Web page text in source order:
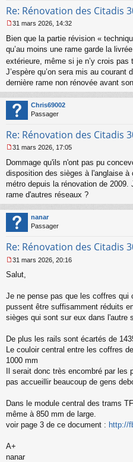
Re: Rénovation des Citadis
e
s
a
g
e
n
o
n
l
31 mars 2026, 14:32
Bien que la partie révision «
qu’au moins une rame garde la
extérieure, même si je n’y crois pas
J’espère qu’on sera mis au courant
dernière rame non rénovée avant
Chris69002
Passager
Re: Rénovation des Citadis
e
s
s
g
n
o
l
u
31 mars 2026, 17:05
Dommage qu'ils n'ont pas pu
disposition des sièges à l'anglaise
métro depuis la rénovation de
rame d'autres réseaux ?
nanar
Passager
Re: Rénovation des Citadis
e
s
g
e
o
n
l
u
31 mars 2026, 20:16
Salut,
Je ne pense pas que les coffres qui
pussent être suffisamment réduits
sièges qui sont sur eux dans l'autre
De plus les rails sont écartés de
Le couloir central entre les coffres
1000 mm
Il serait donc très encombré par
pas accueillir beaucoup de gens
Dans le module central des trams
même à 850 mm de large.
voir page 3 de ce document : http://
A+
nanar